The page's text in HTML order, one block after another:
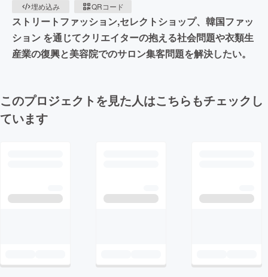
埋め込み
QRコード
ストリートファッション,セレクトショップ、韓国ファッ
ション を通じてクリエイターの抱える社会問題や衣類生
産業の復興と美容院でのサロン集客問題を解決したい。
このプロジェクトを見た人はこちらもチェックし
ています